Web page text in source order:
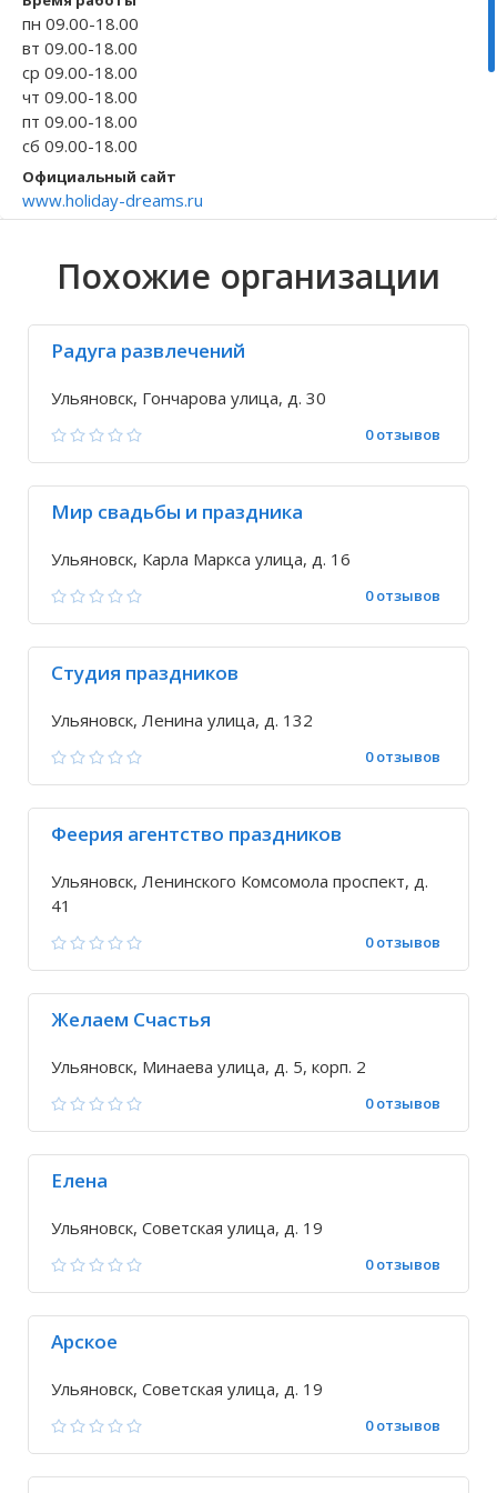
Волгоградская область
Кировоградская область
Восточно-Казахстанская область
Архангельское
пн 09.00-18.00
вт 09.00-18.00
ср 09.00-18.00
чт 09.00-18.00
пт 09.00-18.00
сб 09.00-18.00
Официальный сайт
www.holiday-dreams.ru
+7 8422 76-32-...
Исправить неточность
Похожие организации
Радуга развлечений
Ульяновск, Гончарова улица, д. 30
0 отзывов
Мир свадьбы и праздника
Ульяновск, Карла Маркса улица, д. 16
0 отзывов
Студия праздников
Ульяновск, Ленина улица, д. 132
0 отзывов
Феерия агентство праздников
Ульяновск, Ленинского Комсомола проспект, д.
41
0 отзывов
Желаем Счастья
Ульяновск, Минаева улица, д. 5, корп. 2
0 отзывов
Елена
Ульяновск, Советская улица, д. 19
0 отзывов
Арское
Ульяновск, Советская улица, д. 19
0 отзывов